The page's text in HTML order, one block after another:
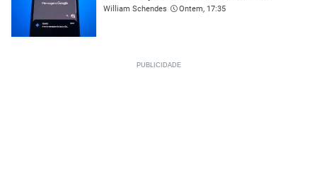
William Schendes Ontem, 17:35